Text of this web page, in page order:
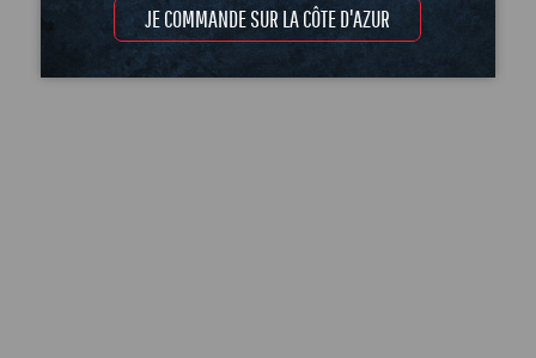
JE COMMANDE SUR LA CÔTE D'AZUR